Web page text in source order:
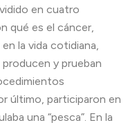
en cuatro
qué es el cáncer,
la vida cotidiana,
y prueban
último, participaron en
una “pesca”. En la